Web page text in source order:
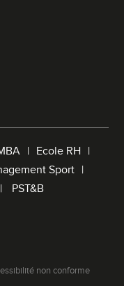
Ecole RH
Sport
PST&B
non conforme